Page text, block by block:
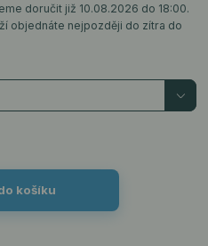
doručit již 10.08.2026 do 18:00.
objednáte nejpozději do zítra do
košíku